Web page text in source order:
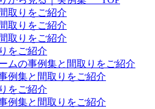
取りをご紹介
取りをご紹介
取りをご紹介
をご紹介
ムの事例集と間取りをご紹介
例集と間取りをご紹介
をご紹介
例集と間取りをご紹介